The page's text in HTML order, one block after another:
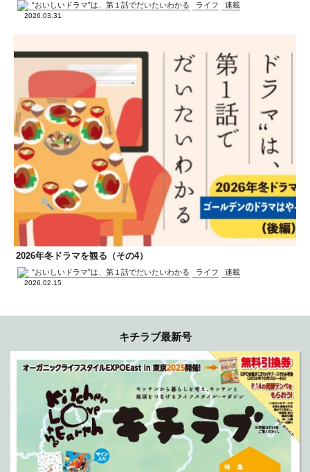
“おいしいドラマ”は、第１話でだいたいわかる ライフ 連載
2026.03.31
2026年冬ドラマを観る（その4）
“おいしいドラマ”は、第１話でだいたいわかる ライフ 連載
2026.02.15
キチラブ最新号